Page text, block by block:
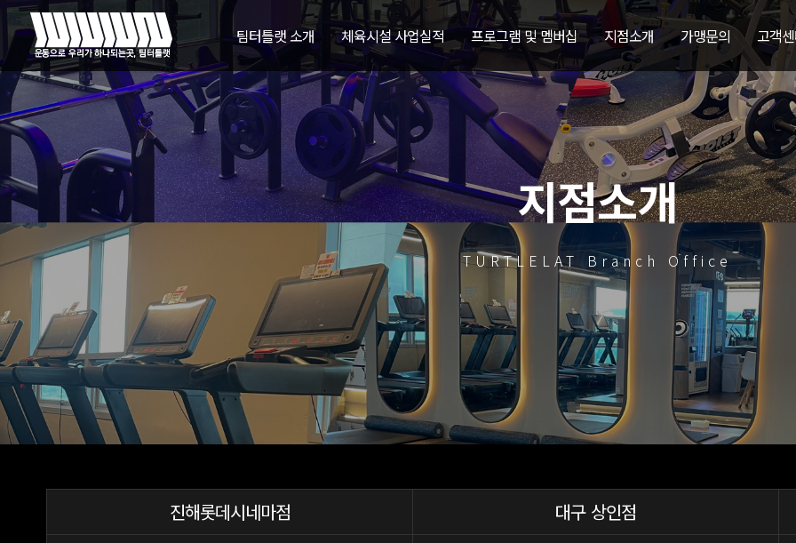
팀터틀랫 소개 체육시설 사업실적 프로그램 및 멤버십 지점소개 가맹문의 고객
지점소개
TURTLELAT Branch Office
진해롯데시네마점
대구 상인점